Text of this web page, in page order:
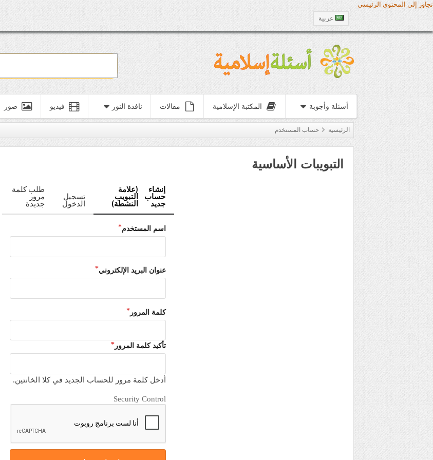
تجاوز إلى المحتوى الرئيسي
عربية
أسئلة وأجوبة المكتبة الإسلامية مقالات نافذة النور فيديو صور
الرئيسية حساب المستخدم
التبويبات الأساسية
إنشاء
حساب
جديد
(علامة
التبويب
النشطة)
تسجيل
الدخول
طلب كلمة
مرور
جديدة
اسم المستخدم
عنوان البريد الإلكتروني
كلمة المرور
تأكيد كلمة المرور
أدخل كلمة مرور للحساب الجديد في كلا الخانتين.
Security Control